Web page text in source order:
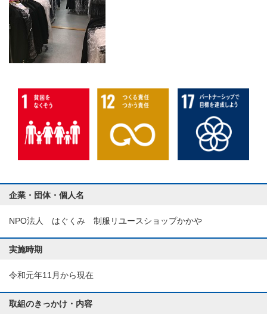
企業・団体・個人名
NPO法人 はぐくみ 制服リユースショップかかや
実施時期
令和元年11月から現在
取組のきっかけ・内容